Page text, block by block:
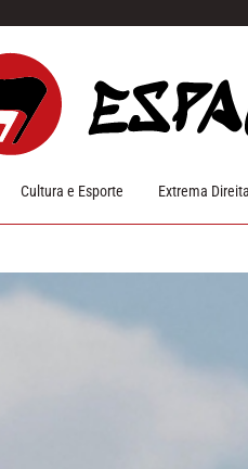
Cultura e Esporte Extrema Direita